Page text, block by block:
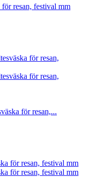
resan, festival mm
för resan,...